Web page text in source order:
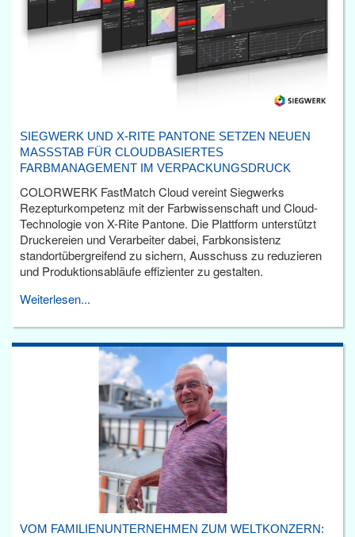
SIEGWERK UND X-RITE PANTONE SETZEN NEUEN
MASSSTAB FÜR CLOUDBASIERTES F
ARBMANAGEMENT IM VERPACKUNGSDRUCK
COLORWERK FastMatch Cloud vereint Siegwerks
Rezepturkompetenz mit der Farbwissenschaft und Cloud-
Technologie von X-Rite Pantone. Die Plattform unterstützt
Druckereien und Verarbeiter dabei, Farbkonsistenz
standortübergreifend zu sichern, Ausschuss zu reduzieren
und Produktionsabläufe effizienter zu gestalten.
Weiterlesen...
VOM FAMILIENUNTERNEHMEN ZUM WELTKONZERN: